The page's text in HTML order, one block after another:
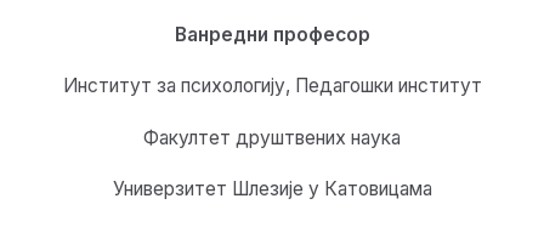
Ванредни професор
Институт за психологију, Педагошки институт
Факултет друштвених наука
Универзитет Шлезије у Катовицама